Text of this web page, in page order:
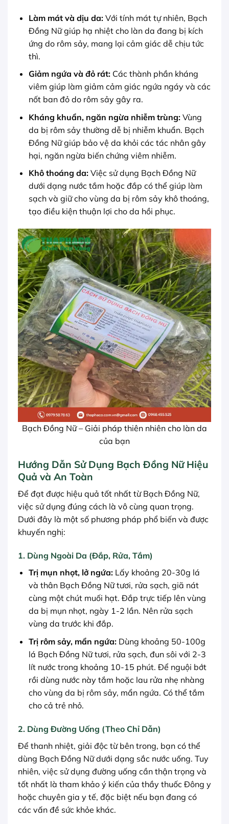
Làm mát và dịu da:Với tính mát tự nhiên, Bạch
Đồng Nữ giúp hạ nhiệt cho làn da đang bị kích
ứng do rôm sảy, mang lại cảm giác dễ chịu tức
thì.
Giảm ngứa và đỏ rát:Các thành phần kháng
viêm giúp làm giảm cảm giác ngứa ngáy và các
nốt ban đỏ do rôm sảy gây ra.
Kháng khuẩn, ngăn ngừa nhiễm trùng:Vùng
da bị rôm sảy thường dễ bị nhiễm khuẩn. Bạch
Đồng Nữ giúp bảo vệ da khỏi các tác nhân gây
hại, ngăn ngừa biến chứng viêm nhiễm.
Khô thoáng da:Việc sử dụng Bạch Đồng Nữ
dưới dạng nước tắm hoặc đắp có thể giúp làm
sạch và giữ cho vùng da bị rôm sảy khô thoáng,
tạo điều kiện thuận lợi cho da hồi phục.
Bạch Đồng Nữ – Giải pháp thiên nhiên cho làn da
của bạn
Hướng Dẫn Sử Dụng Bạch Đồng Nữ Hiệu
Quả và An Toàn
Để đạt được hiệu quả tốt nhất từ Bạch Đồng Nữ,
việc sử dụng đúng cách là vô cùng quan trọng.
Dưới đây là một số phương pháp phổ biến và được
khuyến nghị:
1. Dùng Ngoài Da (Đắp, Rửa, Tắm)
Trị mụn nhọt, lở ngứa:Lấy khoảng 20-30g lá
và thân Bạch Đồng Nữ tươi, rửa sạch, giã nát
cùng một chút muối hạt. Đắp trực tiếp lên vùng
da bị mụn nhọt, ngày 1-2 lần. Nên rửa sạch
vùng da trước khi đắp.
Trị rôm sảy, mẩn ngứa:Dùng khoảng 50-100g
lá Bạch Đồng Nữ tươi, rửa sạch, đun sôi với 2-3
lít nước trong khoảng 10-15 phút. Để nguội bớt
rồi dùng nước này tắm hoặc lau rửa nhẹ nhàng
cho vùng da bị rôm sảy, mẩn ngứa. Có thể tắm
cho cả trẻ nhỏ.
2. Dùng Đường Uống (Theo Chỉ Dẫn)
Để thanh nhiệt, giải độc từ bên trong, bạn có thể
dùng Bạch Đồng Nữ dưới dạng sắc nước uống. Tuy
nhiên, việc sử dụng đường uống cần thận trọng và
tốt nhất là tham khảo ý kiến của thầy thuốc Đông y
hoặc chuyên gia y tế, đặc biệt nếu bạn đang có
các vấn đề sức khỏe khác.